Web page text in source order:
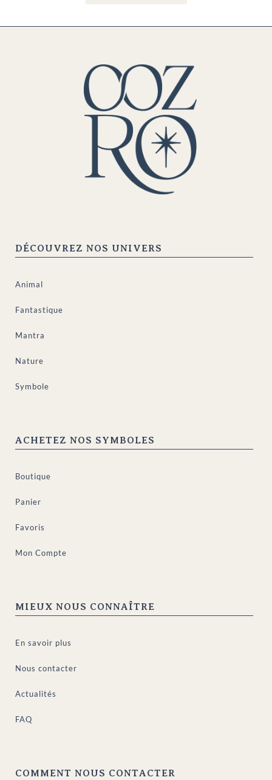
DÉCOUVREZ NOS UNIVERS
Animal
Fantastique
Mantra
Nature
Symbole
ACHETEZ NOS SYMBOLES
Boutique
Panier
Favoris
Mon Compte
MIEUX NOUS CONNAÎTRE
En savoir plus
Nous contacter
Actualités
FAQ
COMMENT NOUS CONTACTER